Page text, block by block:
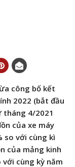
công bố kết
2022 (bắt đầu
tháng 4/2021
của xe máy
so với cùng kì
của mảng kinh
cùng kỳ năm